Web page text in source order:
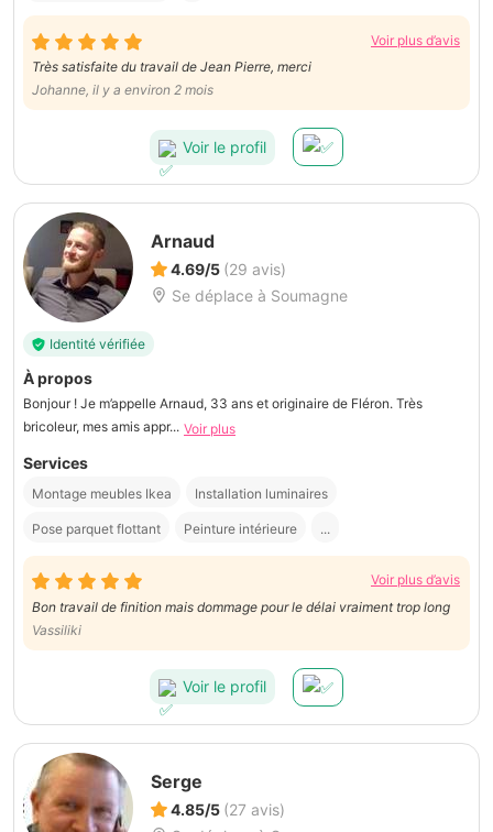
Voir plus d’avis
Très satisfaite du travail de Jean Pierre, merci
Johanne, il y a environ 2 mois
Voir le profil
Arnaud
4.69/5 (29 avis)
Se déplace à Soumagne
Identité vérifiée
À propos
Bonjour ! Je m’appelle Arnaud, 33 ans et originaire de Fléron. Très
bricoleur, mes amis appr... Voir plus
Services
Montage meubles Ikea Installation luminaires
Pose parquet flottant Peinture intérieure ...
Voir plus d’avis
Bon travail de finition mais dommage pour le délai vraiment trop long
Vassiliki
Voir le profil
Serge
4.85/5 (27 avis)